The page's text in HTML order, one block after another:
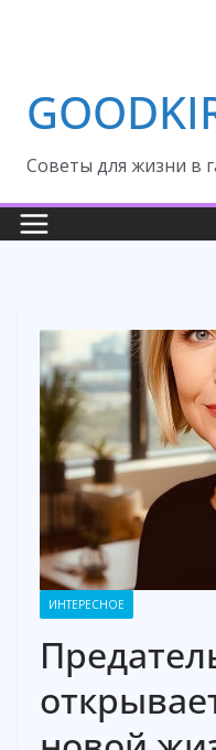
Cоветы для жизни в
ИНТЕРЕСНОЕ